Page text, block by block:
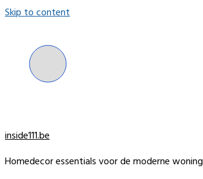
Skip to content
inside111.be
Homedecor essentials voor de moderne woning